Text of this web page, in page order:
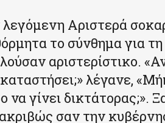
Αριστερά
το σύνθημα για τη
αριστερίστικο.
λέγανε,
να γίνει δικτάτορας;».
σαν την